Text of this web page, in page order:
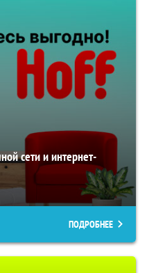
сети и интернет-
ПОДРОБНЕЕ